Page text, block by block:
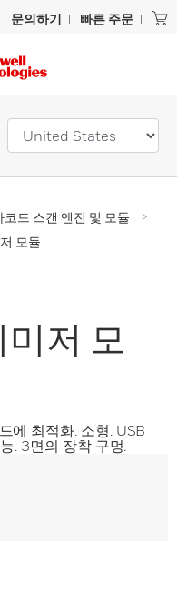
문의하기 빠른 주문
코드 스캔 엔진 및 모듈
모듈
저 모
에 최적화. 소형. USB
. 3면의 장착 구멍.